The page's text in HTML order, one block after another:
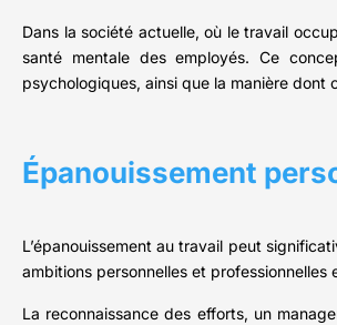
Dans la société actuelle, où le travail
santé mentale des employés. Ce
psychologiques, ainsi que la manière
Épanouissement
L’épanouissement au travail peut
ambitions personnelles et professionnelles
La reconnaissance des efforts, un